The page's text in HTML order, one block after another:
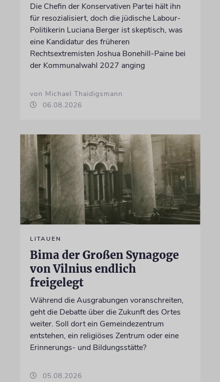
Die Chefin der Konservativen Partei hält ihn
für resozialisiert, doch die jüdische Labour-
Politikerin Luciana Berger ist skeptisch, was
eine Kandidatur des früheren
Rechtsextremisten Joshua Bonehill-Paine bei
der Kommunalwahl 2027 anging
von Michael Thaidigsmann
06.08.2026
LITAUEN
Bima der Großen Synagoge
von Vilnius endlich
freigelegt
Während die Ausgrabungen voranschreiten,
geht die Debatte über die Zukunft des Ortes
weiter. Soll dort ein Gemeindezentrum
entstehen, ein religiöses Zentrum oder eine
Erinnerungs- und Bildungsstätte?
05.08.2026